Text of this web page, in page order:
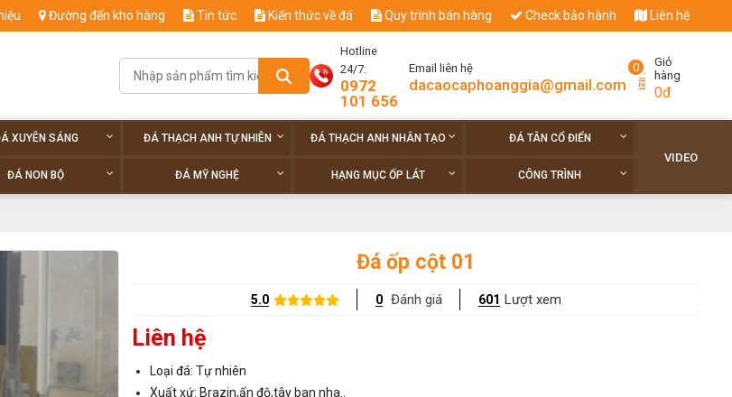
Đường đến kho hàng Tin tức Kiến thức về đá Quy trình bán hàng Check bảo hành Liên hệ
Hotline
24/7:
0972
101 656
Email liên hệ
dacaocaphoanggia@gmail.com
0
Giỏ
hàng
0đ
XUYÊN SÁNG ĐÁ THẠCH ANH TỰ NHIÊN ĐÁ THẠCH ANH NHÂN TẠO ĐÁ TÂN CỔ ĐIỂN
ĐÁ NON BỘ ĐÁ MỸ NGHỆ HẠNG MỤC ỐP LÁT CÔNG TRÌNH
VIDEO
Đá ốp cột 01
5.0 0 Đánh giá 601 Lượt xem
Liên hệ
Loại đá: Tự nhiên
Xuất xứ: Brazin,ấn độ,tây ban nha..